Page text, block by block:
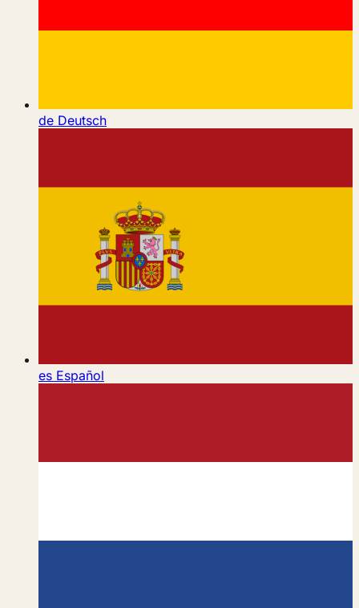
de Deutsch
es Español